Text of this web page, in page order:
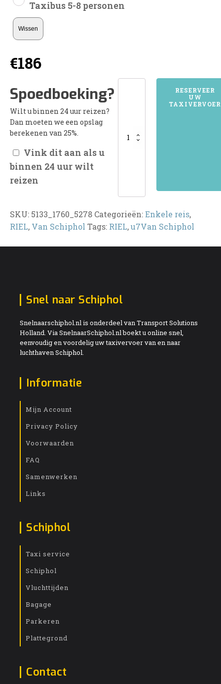
Taxibus 5-8 personen
Wissen
€186
Spoedboeking?
Wilt u binnen 24 uur reizen?
Dan moeten we een opslag
berekenen van 25%.
Vink dit aan als u
binnen 24 uur wilt
reizen
RESERVEER
UW
TAXIVERVOER
SKU: 5133_1760_5278 Categorieën:Enkele reis,
RIEL, Van Schiphol Tags: RIEL,u7Van Schiphol
Snel naar Schiphol
Snelnaarschiphol.nl is onderdeel van Transport Solutions
Holland. Via SnelnaarSchiphol.nl boekt u online snel,
eenvoudig en voordelig uw taxivervoer van en naar
luchthaven Schiphol.
Informatie
Mijn Account
Privacy Policy
Voorwaarden
FAQ
Samenwerken
Links
Schiphol
Taxi service
Schiphol
Vluchttijden
Bagage
Parkeren
Plattegrond
Contact